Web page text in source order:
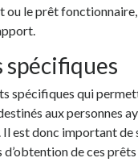
ou le prêt
spécifiques
spécifiques qui
aux personnes
est donc important
de ces